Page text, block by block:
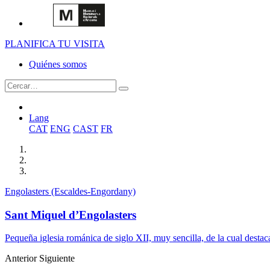
PLANIFICA TU VISITA
Quiénes somos
Lang
CAT ENG CAST FR
Engolasters (Escaldes-Engordany)
Sant Miquel d’Engolasters
Pequeña iglesia románica de siglo XII, muy sencilla, de la cual
Anterior Siguiente